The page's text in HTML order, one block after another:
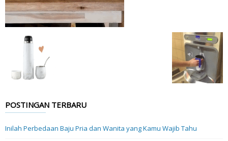
POSTINGAN TERBARU
Inilah Perbedaan Baju Pria dan Wanita yang Kamu Wajib Tahu